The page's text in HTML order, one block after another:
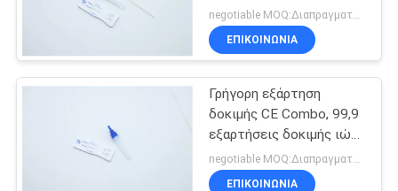
Pet γρήγορο
Test&Equipment
6
εξαρτήσεων δοκιμής
Combo γρήγορο
negotiable MOQ:Διαπραγματεύσιμος
ΕΠΙΚΟΙΝΩΝΙΑ
Γρήγορη εξάρτηση
δοκιμής CE Combo, 99,9
εξαρτήσεις δοκιμής ιών
IgM IgG
ΕΠΙΚΟΙΝΩΝΙΑ